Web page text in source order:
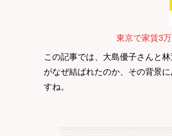
東京で家賃3
この記事では、大島優子さんと
がなぜ結ばれたのか、その背景
すね。